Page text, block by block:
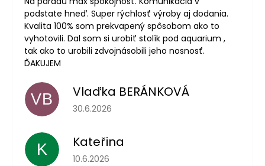
podstate hneď. Super rýchlosť výroby aj dodania.
Kvalita 100% som prekvapený spôsobom ako to
vyhotovili. Dal som si urobiť stolík pod aquarium ,
tak ako to urobili zdvojnásobili jeho nosnosť.
ĎAKUJEM
VB Vlaďka BERÁNKOVÁ
Hodnocení obchodu je 5 z 5 hvězdiček.
30.6.2026
K Kateřina
Hodnocení obchodu je 5 z 5 hvězdiček.
10.6.2026